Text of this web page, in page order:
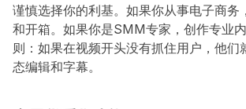
谨慎选择你的利基。如果你从事电子商务
和开箱。如果你是SMM专家，创作专业
则：如果在视频开头没有抓住用户，他们
态编辑和字幕。